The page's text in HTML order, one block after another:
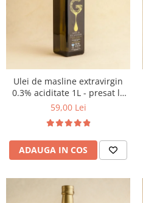
Ulei de masline extravirgin
0.3% aciditate 1L - presat la
rece
59,00 Lei
ADAUGA IN COS